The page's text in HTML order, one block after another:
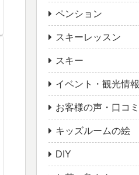
ペンション
スキーレッスン
スキー
イベント・観光情報
お客様の声・口コミ
キッズルームの絵
DIY